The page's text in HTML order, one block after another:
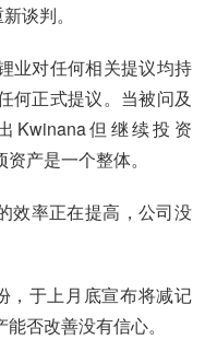
谈判。
业对任何相关提议均持
何正式提议。当被问及
Kwinana但继续投资
产是一个整体。
效率正在提高，公司没
，于上月底宣布将减记
否改善没有信心。